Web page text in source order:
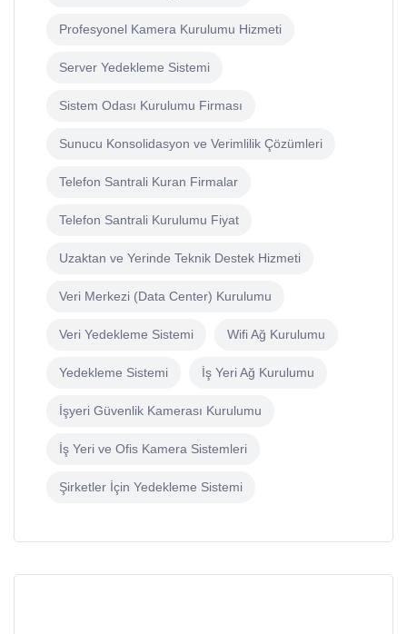
Profesyonel Kamera Kurulumu Hizmeti
Server Yedekleme Sistemi
Sistem Odası Kurulumu Firması
Sunucu Konsolidasyon ve Verimlilik Çözümleri
Telefon Santrali Kuran Firmalar
Telefon Santrali Kurulumu Fiyat
Uzaktan ve Yerinde Teknik Destek Hizmeti
Veri Merkezi (Data Center) Kurulumu
Veri Yedekleme Sistemi Wifi Ağ Kurulumu
Yedekleme Sistemi İş Yeri Ağ Kurulumu
İşyeri Güvenlik Kamerası Kurulumu
İş Yeri ve Ofis Kamera Sistemleri
Şirketler İçin Yedekleme Sistemi